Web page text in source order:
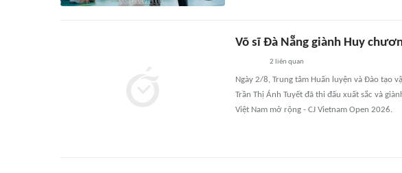
Võ sĩ Đà Nẵng giành Huy
2 liên quan
Ngày 2/8, Trung tâm Huấn luyện và Đào tạo
Trần Thị Ánh Tuyết đã thi đấu xuất sắc và
Việt Nam mở rộng - CJ Vietnam Open 2026.